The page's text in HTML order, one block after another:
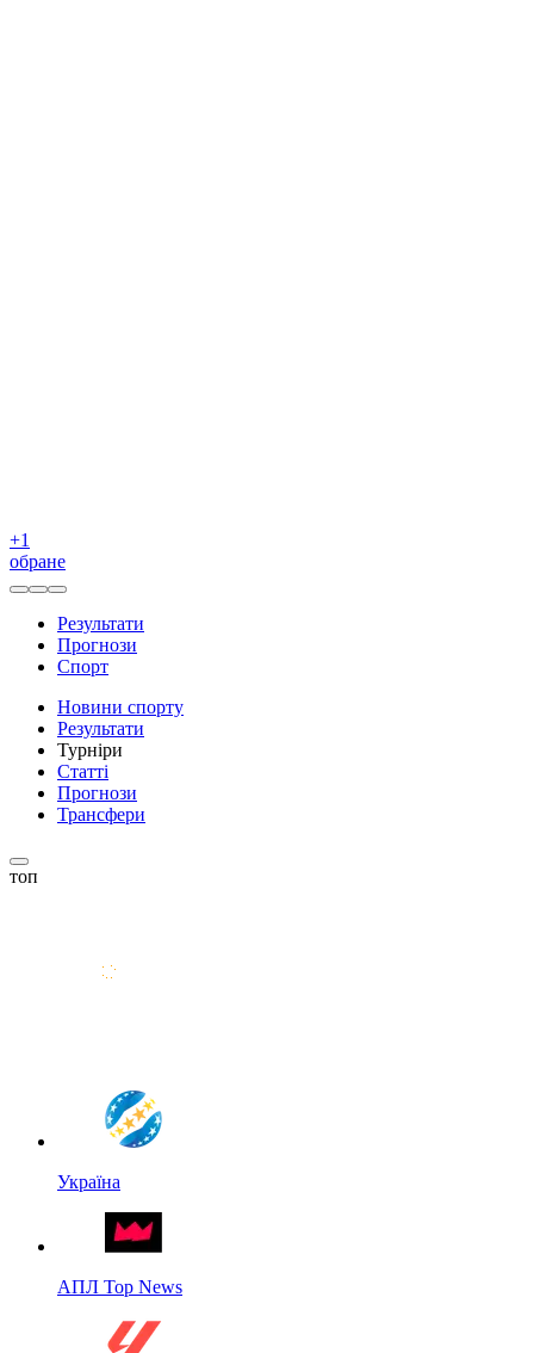
+1
обране
Результати
Прогнози
Спорт
Новини спорту
Результати
Турніри
Статті
Прогнози
Трансфери
топ
Україна
АПЛ Top News